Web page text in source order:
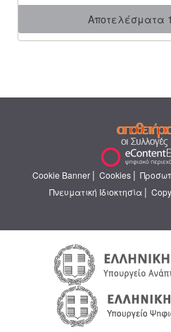
Αποτελέσματα
Cookie Banner | Cookies |
Πνευματική Ιδιοκτησία |